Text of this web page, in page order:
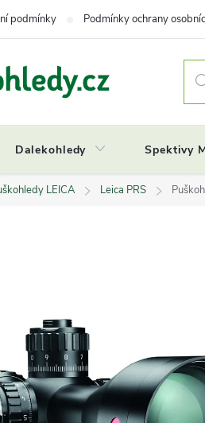
podmínky Podmínky ochrany
Dalekohledy Spektivy
LEICA Leica PRS